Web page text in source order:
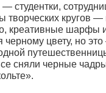
студентки,
творческих кругов
креативные шарфы
черному цвету, но
сняли черные